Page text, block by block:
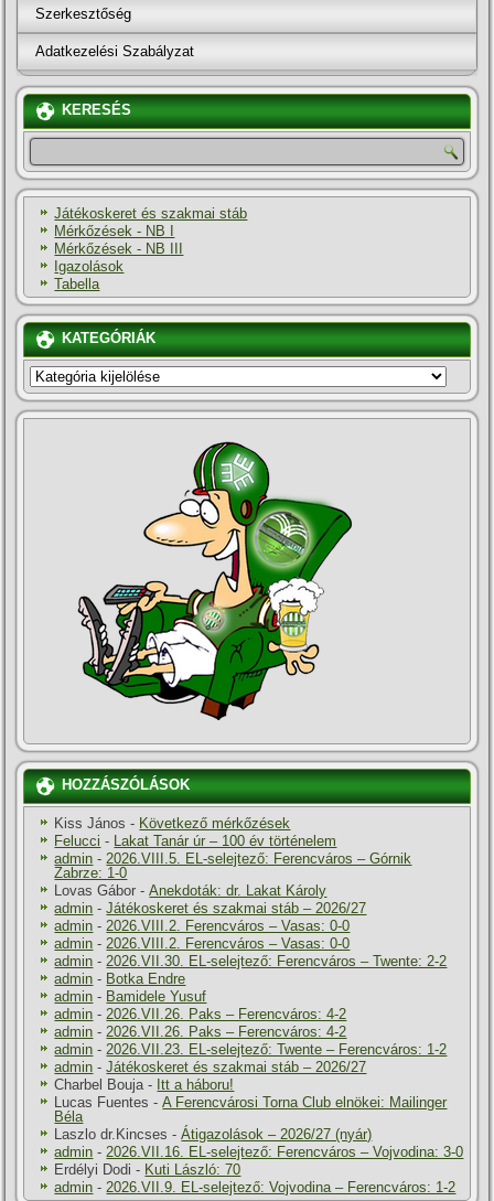
Szerkesztőség
Adatkezelési Szabályzat
KERESÉS
Játékoskeret és szakmai stáb
Mérkőzések - NB I
Mérkőzések - NB III
Igazolások
Tabella
KATEGÓRIÁK
KATEGÓRIÁK
HOZZÁSZÓLÁSOK
Kiss János - Következő mérkőzések
Felucci - Lakat Tanár úr – 100 év történelem
admin - 2026.VIII.5. EL-selejtező: Ferencváros – Górnik
Zabrze: 1-0
Lovas Gábor -Anekdoták: dr. Lakat Károly
admin -Játékoskeret és szakmai stáb – 2026/27
admin - 2026.VIII.2. Ferencváros – Vasas: 0-0
admin - 2026.VIII.2. Ferencváros – Vasas: 0-0
admin - 2026.VII.30. EL-selejtező: Ferencváros – Twente: 2-2
admin - Botka Endre
admin - Bamidele Yusuf
admin - 2026.VII.26. Paks – Ferencváros: 4-2
admin - 2026.VII.26. Paks – Ferencváros: 4-2
admin - 2026.VII.23. EL-selejtező: Twente – Ferencváros: 1-2
admin -Játékoskeret és szakmai stáb – 2026/27
Charbel Bouja - Itt a háboru!
Lucas Fuentes -A Ferencvárosi Torna Club elnökei: Mailinger
Béla
Laszlo dr.Kincses -Átigazolások – 2026/27 (nyár)
admin - 2026.VII.16. EL-selejtező: Ferencváros – Vojvodina: 3-0
Erdélyi Dodi - Kuti László: 70
admin - 2026.VII.9. EL-selejtező: Vojvodina – Ferencváros: 1-2